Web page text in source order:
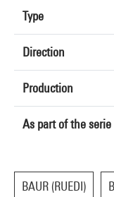
Type
Direction
Production
As part of the serie
BAUR (RUEDI)